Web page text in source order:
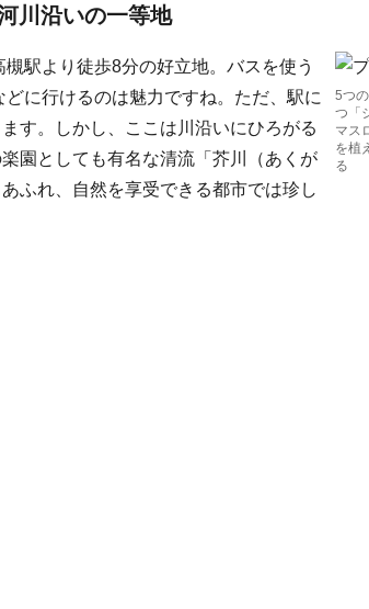
川沿いの一等地
5つ
つ「
マス
を植
る
槻駅より徒歩8分の好立地。バスを使う
に行けるのは魅力ですね。ただ、駅に
す。しかし、ここは川沿いにひろがる
園としても有名な清流「芥川（あくが
ふれ、自然を享受できる都市では珍し